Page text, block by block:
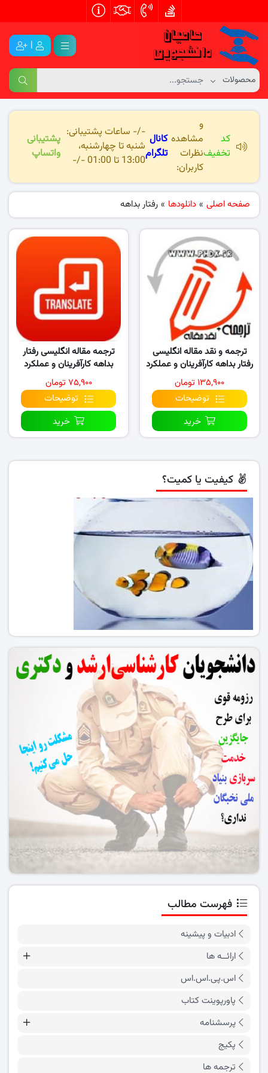
|
کد
تخفیف
و
مشاهده
نظرات
کاربران:
کانال
تلگرام
-/- ساعات پشتیبانی:
شنبه تا چهارشنبه،
13:00 تا 01:00 -/-
پشتیبانی
واتساپ
صفحه اصلی » دانلودها » رفتار بداهه
ترجمه و نقد مقاله انگلیسی
رفتار بداهه کارآفرینان و عملکرد
جدید سرمایه گذاری
۱۳۵,۹۰۰ تومان
توضیحات
خرید
ترجمه مقاله انگلیسی رفتار
بداهه کارآفرینان و عملکرد
جدید.. (۲۰۱۸)
۷۵,۹۰۰ تومان
توضیحات
خرید
کیفیت یا کمیت؟
فهرست مطالب
ادبیات و پیشینه
ارائــه ها
اس.پی.اس.اس
پاورپوینت کتاب
پرسشنامه
پکیج
ترجمه ها